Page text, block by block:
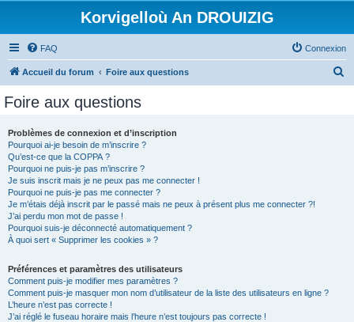
Korvigelloù An DROUIZIG
FAQ Connexion
Accueil du forum Foire aux questions
Foire aux questions
Problèmes de connexion et d’inscription
Pourquoi ai-je besoin de m’inscrire ?
Qu’est-ce que la COPPA ?
Pourquoi ne puis-je pas m’inscrire ?
Je suis inscrit mais je ne peux pas me connecter !
Pourquoi ne puis-je pas me connecter ?
Je m’étais déjà inscrit par le passé mais ne peux à présent plus me connecter ?!
J’ai perdu mon mot de passe !
Pourquoi suis-je déconnecté automatiquement ?
À quoi sert « Supprimer les cookies » ?
Préférences et paramètres des utilisateurs
Comment puis-je modifier mes paramètres ?
Comment puis-je masquer mon nom d’utilisateur de la liste des utilisateurs en ligne ?
L’heure n’est pas correcte !
J’ai réglé le fuseau horaire mais l’heure n’est toujours pas correcte !